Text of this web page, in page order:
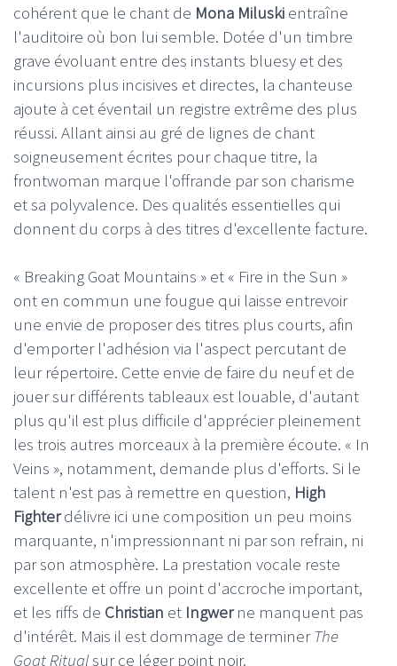
cohérent que le chant de Mona Miluski entraîne
l'auditoire où bon lui semble. Dotée d'un timbre
grave évoluant entre des instants bluesy et des
incursions plus incisives et directes, la chanteuse
ajoute à cet éventail un registre extrême des plus
réussi. Allant ainsi au gré de lignes de chant
soigneusement écrites pour chaque titre, la
frontwoman marque l'offrande par son charisme
et sa polyvalence. Des qualités essentielles qui
donnent du corps à des titres d'excellente facture.
« Breaking Goat Mountains » et « Fire in the Sun »
ont en commun une fougue qui laisse entrevoir
une envie de proposer des titres plus courts, afin
d'emporter l'adhésion via l'aspect percutant de
leur répertoire. Cette envie de faire du neuf et de
jouer sur différents tableaux est louable, d'autant
plus qu'il est plus difficile d'apprécier pleinement
les trois autres morceaux à la première écoute. « In
Veins », notamment, demande plus d'efforts. Si le
talent n'est pas à remettre en question, High
Fighterdélivre ici une composition un peu moins
marquante, n'impressionnant ni par son refrain, ni
par son atmosphère. La prestation vocale reste
excellente et offre un point d'accroche important,
et les riffs de Christian et Ingwerne manquent pas
d'intérêt. Mais il est dommage de terminerThe
Goat Ritualsur ce léger point noir.